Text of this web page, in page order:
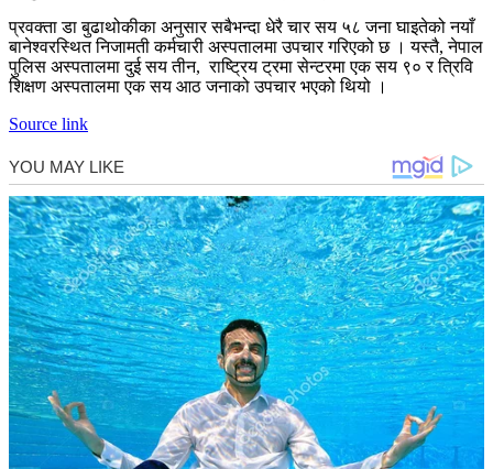
प्रवक्ता डा बुढाथोकीका अनुसार सबैभन्दा धेरै चार सय ५८ जना घाइतेको नयाँ
बानेश्वरस्थित निजामती कर्मचारी अस्पतालमा उपचार गरिएको छ । यस्तै, नेपाल
पुलिस अस्पतालमा दुई सय तीन, राष्ट्रिय ट्रमा सेन्टरमा एक सय ९० र त्रिवि
शिक्षण अस्पतालमा एक सय आठ जनाको उपचार भएको थियो ।
Source link